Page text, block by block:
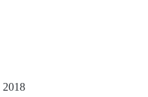
2018